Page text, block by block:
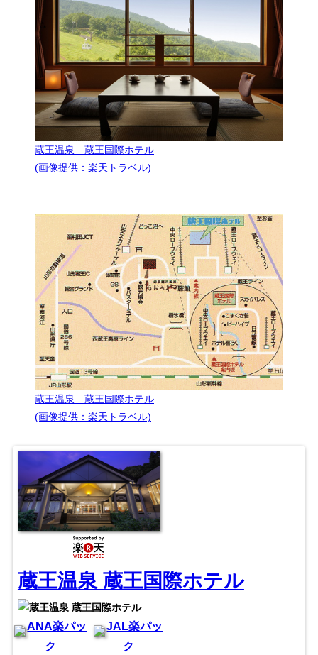
蔵王温泉 蔵王国際ホテル
(画像提供：楽天トラベル)
蔵王温泉 蔵王国際ホテル
(画像提供：楽天トラベル)
蔵王温泉 蔵王国際ホテル
ANA楽パッ
ク
JAL楽パッ
ク